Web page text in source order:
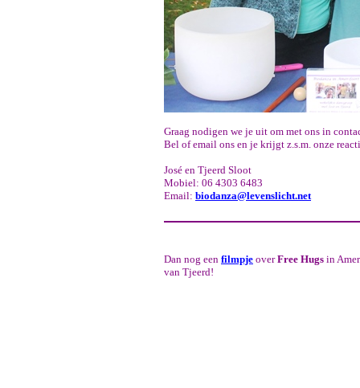
Graag nodigen we je uit om met ons in
Bel of email ons en je krijgt z.s.m. onze
José en Tjeerd Sloot
Mobiel: 06 4303 6483
Email: biodanza@levenslicht.net
Dan nog een filmpje overFree Hugs in
van Tjeerd!